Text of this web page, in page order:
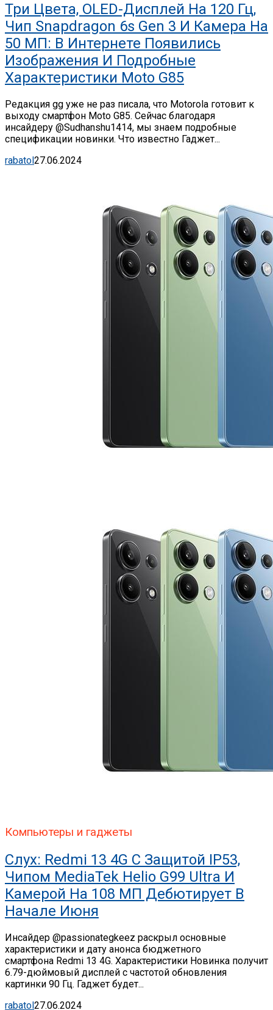
Три Цвета, OLED-Дисплей На 120 Гц,
Чип Snapdragon 6s Gen 3 И Камера На
50 МП: В Интернете Появились
Изображения И Подробные
Характеристики Moto G85
Редакция gg уже не раз писала, что Motorola готовит к
выходу смартфон Moto G85. Сейчас благодаря
инсайдеру @Sudhanshu1414, мы знаем подробные
спецификации новинки. Что известно Гаджет...
rabatol 27.06.2024
Компьютеры и гаджеты
Слух: Redmi 13 4G С Защитой IP53,
Чипом MediaTek Helio G99 Ultra И
Камерой На 108 МП Дебютирует В
Начале Июня
Инсайдер @passionategkeez раскрыл основные
характеристики и дату анонса бюджетного
смартфона Redmi 13 4G. Характеристики Новинка получит
6.79-дюймовый дисплей с частотой обновления
картинки 90 Гц. Гаджет будет...
rabatol27.06.2024